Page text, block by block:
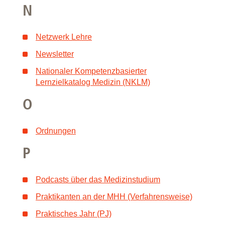
N
Netzwerk Lehre
Newsletter
Nationaler Kompetenzbasierter
Lernzielkatalog Medizin (NKLM)
O
Ordnungen
P
Podcasts über das Medizinstudium
Praktikanten an der MHH (Verfahrensweise)
Praktisches Jahr (PJ)